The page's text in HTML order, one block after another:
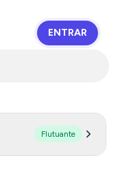
ENTRAR
Flutuante